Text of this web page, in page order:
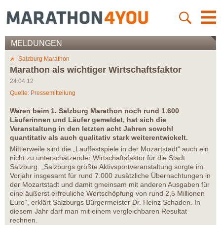
MELDUNGEN
Salzburg Marathon
Marathon als wichtiger Wirtschaftsfaktor
24.04.12
Quelle: Pressemitteilung
Waren beim 1. Salzburg Marathon noch rund 1.600
Läuferinnen und Läufer gemeldet, hat sich die
Veranstaltung in den letzten acht Jahren sowohl
quantitativ als auch qualitativ stark weiterentwickelt.
Mittlerweile sind die „Lauffestspiele in der Mozartstadt“ auch ein
nicht zu unterschätzender Wirtschaftsfaktor für die Stadt
Salzburg. „Salzburgs größte Aktivsportveranstaltung sorgte im
Vorjahr insgesamt für rund 7.000 zusätzliche Übernachtungen in
der Mozartstadt und damit gmeinsam mit anderen Ausgaben für
eine äußerst erfreuliche Wertschöpfung von rund 2,5 Millionen
Euro“, erklärt Salzburgs Bürgermeister Dr. Heinz Schaden. In
diesem Jahr darf man mit einem vergleichbaren Resultat
rechnen.